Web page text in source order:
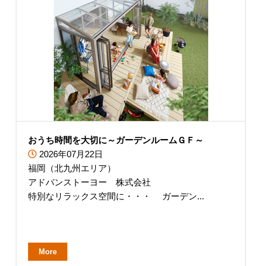
おうち時間を大切に～ガーデンルームＧＦ～
2026年07月22日
福岡（北九州エリア）
アドバンストーヨー 株式会社
特別なリラックス空間に・・・ ガーデン...
More